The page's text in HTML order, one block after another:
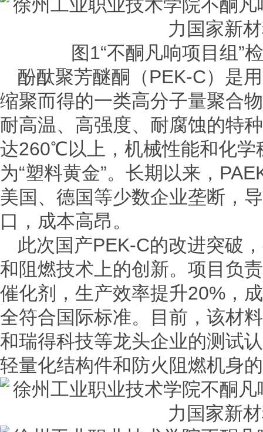
图1“不酮凡响项目组”
酚酞聚芳醚酮（PEK-C）是
缩聚而得的一类高分子量聚合
耐高温、高强度、耐腐蚀的特
达260℃以上，机械性能和化学
为“塑料黄金”。长期以来，
美国、德国等少数企业垄断，
口，成本高昂。
此次国产PEK-C的改进突破
和阻燃技术上的创新。项目负
催化剂，生产效率提升20%，
全符合国际标准。目前，该材
和瑞得科技等龙头企业的测试
轻量化结构件和防火阻燃机身